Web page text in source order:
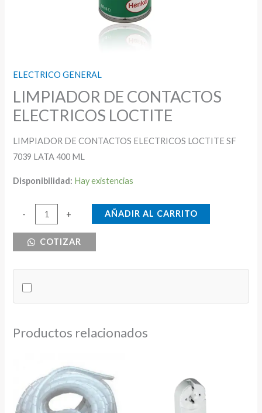
ELECTRICO GENERAL
LIMPIADOR DE CONTACTOS
ELECTRICOS LOCTITE
LIMPIADOR DE CONTACTOS ELECTRICOS LOCTITE SF
7039 LATA 400 ML
Disponibilidad: Hay existencias
-
LIMPIADOR
CONTACTOS
cantidad
+ AÑADIR AL CARRITO
COTIZAR
Productos relacionados